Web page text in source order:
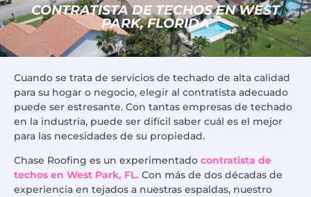
CONTRATISTA DE TECHOS EN WEST
PARK, FLORIDA
Cuando se trata de servicios de techado de alta calidad
para su hogar o negocio, elegir al contratista adecuado
puede ser estresante. Con tantas empresas de techado
en la industria, puede ser difícil saber cuál es el mejor
para las necesidades de su propiedad.
Chase Roofing es un experimentado contratista de
techos en West Park, FL. Con más de dos décadas de
experiencia en tejados a nuestras espaldas, nuestro